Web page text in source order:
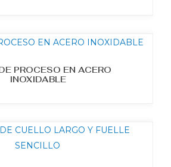
PROCESO EN ACERO
INOXIDABLE